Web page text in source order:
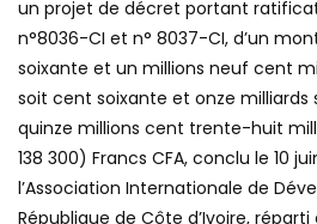
un projet de décret portant
n°8036-CI et n° 8037-CI, d’un
soixante et un millions neuf cent
soit cent soixante et onze
quinze millions cent trente-huit
138 300) Francs CFA, conclu le 10
l’Association Internationale de
République de Côte d’Ivoire, réparti